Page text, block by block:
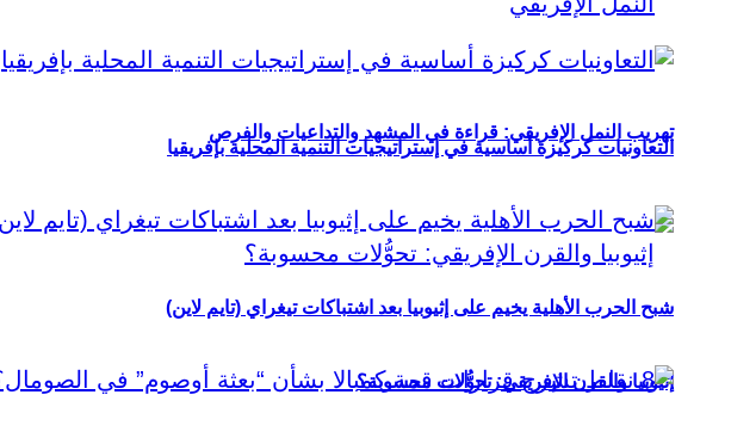
تهريب النمل الإفريقي: قراءة في المشهد والتداعيات والفرص
إثيوبيا والقرن الإفريقي: تحوُّلات محسوبة؟
التعاونيات كركيزة أساسية في إستراتيجيات التنمية المحلية بإفريقيا
شبح الحرب الأهلية يخيم على إثيوبيا بعد اشتباكات تيغراي (تايم لاين)